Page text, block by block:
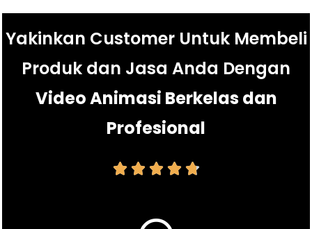
Yakinkan Customer Untuk Membeli
Produk dan Jasa Anda Dengan
Video Animasi Berkelas dan
Profesional
    